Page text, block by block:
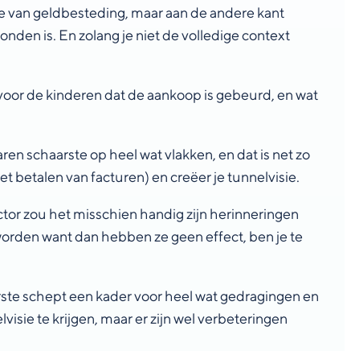
geldbesteding, maar aan de andere kant
is. En zolang je niet de volledige context
de kinderen dat de aankoop is gebeurd, en wat
schaarste op heel wat vlakken, en dat is net zo
betalen van facturen) en creëer je tunnelvisie.
zou het misschien handig zijn herinneringen
want dan hebben ze geen effect, ben je te
schept een kader voor heel wat gedragingen en
te krijgen, maar er zijn wel verbeteringen